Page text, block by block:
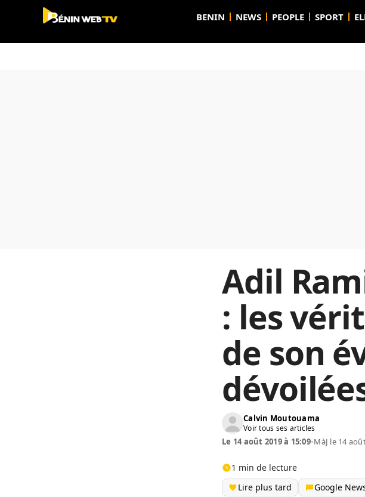
BENIN NEWS PEOPLE SPORT
Adil
: les
de son
Calvin Moutouama
Voir tous ses articles
Le 14 août 2019 à 15:09•MàJ le 14
1 min de lecture
Lire plus tard
Google